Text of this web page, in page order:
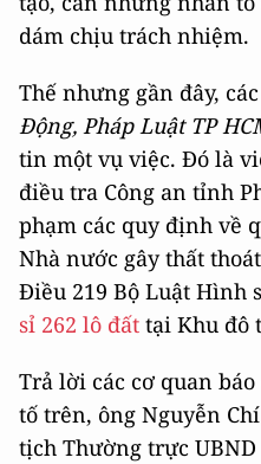
dám chịu trách nhiệm.
Thế nhưng gần đây,
Động, Pháp Luật TP
tin một vụ việc. Đó là
điều tra Công an tỉnh
phạm các quy định về
Nhà nước gây thất
Điều 219 Bộ Luật Hình
sỉ 262 lô đất tại Khu đô
Trả lời các cơ quan
tố trên, ông Nguyễn
tịch Thường trực